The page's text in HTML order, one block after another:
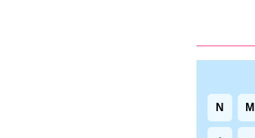
M
N